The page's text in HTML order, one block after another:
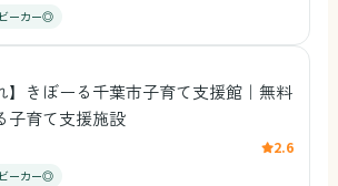
ーカー◎
】きぼーる千葉市子育て支援館｜無料
子育て支援施設
2.6
ーカー◎